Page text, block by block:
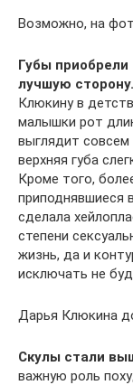
Возможно, на
Губы
лучшую сторону.
Клюкину в
малышки рот
выглядит совсем
верхняя губа
Кроме того,
приподнявшиеся
сделала
степени
жизнь, да и
исключать не
Дарья Клюкина
Скулы стали
важную роль